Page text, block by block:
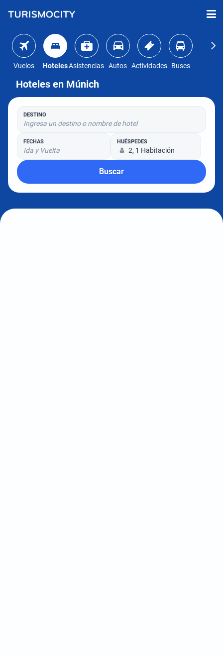
Vuelos HotelesAsistencias Autos Actividades Buses
Hoteles en Múnich
DESTINO
Ingresa un destino o nombre de hotel
FECHAS
Ida y Vuelta
HUÉSPEDES
2, 1 Habitación
Buscar